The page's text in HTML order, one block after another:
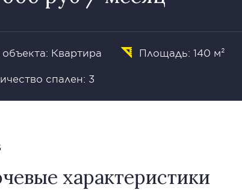
Квартира Площадь: 140 м²
спален: 3
характеристики